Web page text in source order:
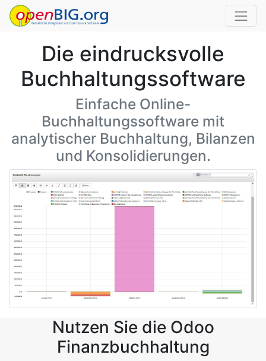
Die eindrucksvolle
Buchhaltungssoftware
Einfache Online-
Buchhaltungssoftware mit
analytischer Buchhaltung, Bilanzen
und Konsolidierungen.
Nutzen Sie die Odoo
Finanzbuchhaltung